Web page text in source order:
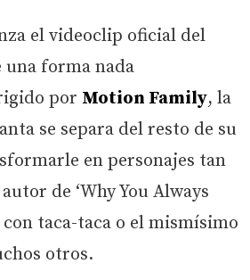
el videoclip oficial del
una forma nada
por Motion Family, la
se separa del resto de su
en personajes tan
de ‘Why You Always
con taca-taca o el mismísimo
otros.